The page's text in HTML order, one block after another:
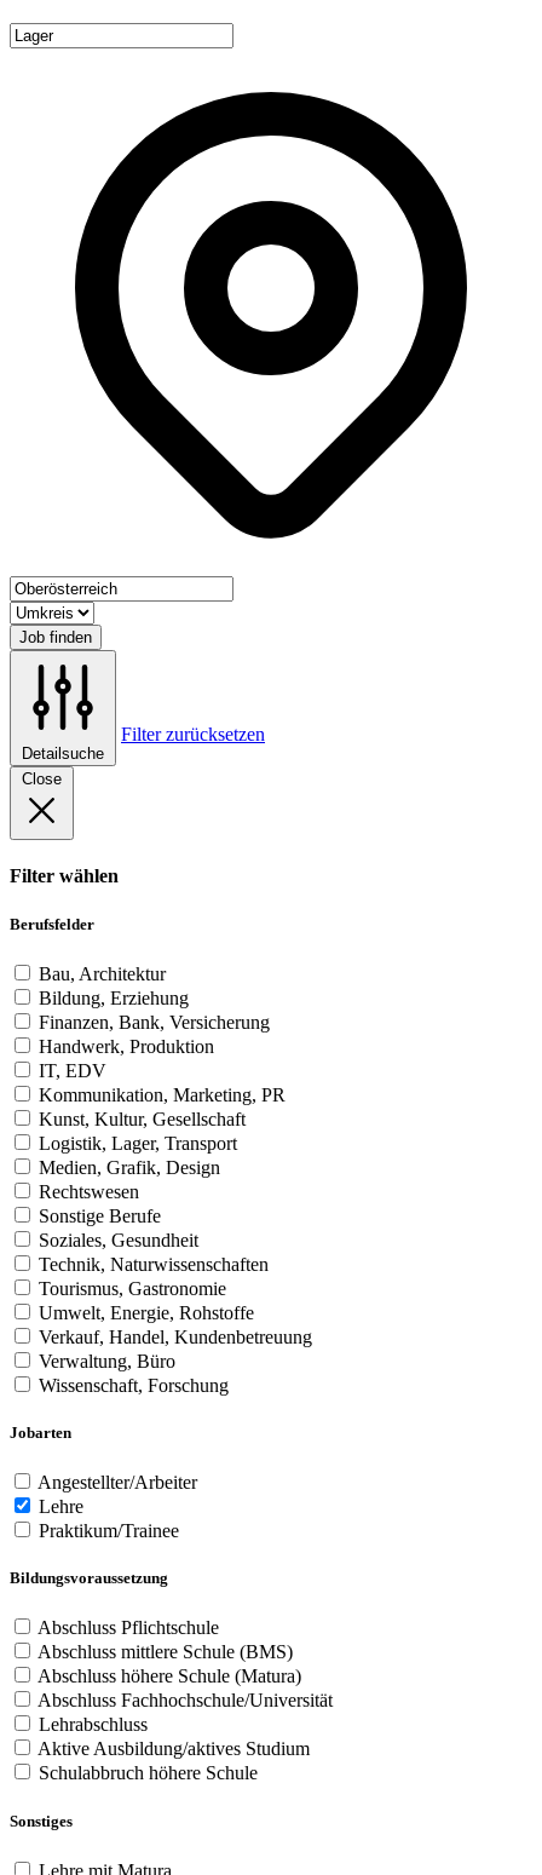
Job finden
Detailsuche
Filter zurücksetzen
Close
Filter wählen
Berufsfelder
Bau, Architektur
Bildung, Erziehung
Finanzen, Bank, Versicherung
Handwerk, Produktion
IT, EDV
Kommunikation, Marketing, PR
Kunst, Kultur, Gesellschaft
Logistik, Lager, Transport
Medien, Grafik, Design
Rechtswesen
Sonstige Berufe
Soziales, Gesundheit
Technik, Naturwissenschaften
Tourismus, Gastronomie
Umwelt, Energie, Rohstoffe
Verkauf, Handel, Kundenbetreuung
Verwaltung, Büro
Wissenschaft, Forschung
Jobarten
Angestellter/Arbeiter
Lehre
Praktikum/Trainee
Bildungsvoraussetzung
Abschluss Pflichtschule
Abschluss mittlere Schule (BMS)
Abschluss höhere Schule (Matura)
Abschluss Fachhochschule/Universität
Lehrabschluss
Aktive Ausbildung/aktives Studium
Schulabbruch höhere Schule
Sonstiges
Lehre mit Matura